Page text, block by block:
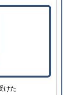
けた